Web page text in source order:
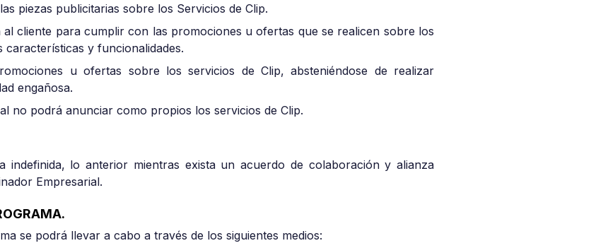
piezas publicitarias sobre los Servicios de Clip.
cliente para cumplir con las promociones u ofertas que se realicen sobre los
y funcionalidades.
u ofertas sobre los servicios de Clip, absteniéndose de realizar
engañosa.
no podrá anunciar como propios los servicios de Clip.
indefinida, lo anterior mientras exista un acuerdo de colaboración y alianza
Empresarial.
se podrá llevar a cabo a través de los siguientes medios: